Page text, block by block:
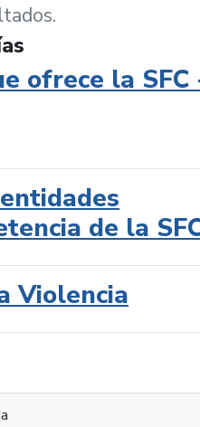
ofrece la SFC
de la
Violencia